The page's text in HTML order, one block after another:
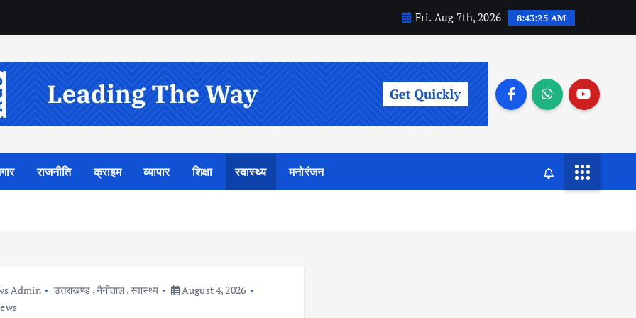
Fri. Aug 7th, 2026 8:43:26 AM
राजनीति क्राइम व्यापार शिक्षा स्वास्थ्य मनोरंजन
Admin उत्तराखण्ड ,नैनीताल,स्वास्थ्य
August 4, 2026